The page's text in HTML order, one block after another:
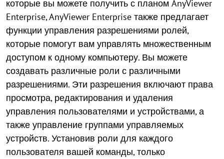
которые вы можете получить с планом AnyViewer
Enterprise, AnyViewer Enterprise также предлагает
функции управления разрешениями ролей,
которые помогут вам управлять множественным
доступом к одному компьютеру. Вы можете
создавать различные роли с различными
разрешениями. Эти разрешения включают права
просмотра, редактирования и удаления
управления пользователями и устройствами, а
также управление группами управляемых
устройств. Установив роли для каждого
пользователя вашей команды, только